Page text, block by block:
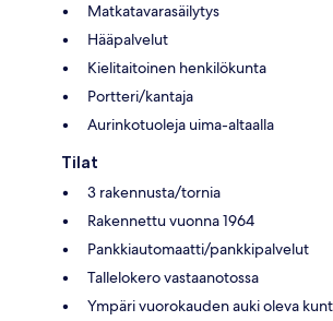
Matkatavarasäilytys
Hääpalvelut
Kielitaitoinen henkilökunta
Portteri/kantaja
Aurinkotuoleja uima-altaalla
Tilat
3 rakennusta/tornia
Rakennettu vuonna 1964
Pankkiautomaatti/pankkipalvelut
Tallelokero vastaanotossa
Ympäri vuorokauden auki oleva